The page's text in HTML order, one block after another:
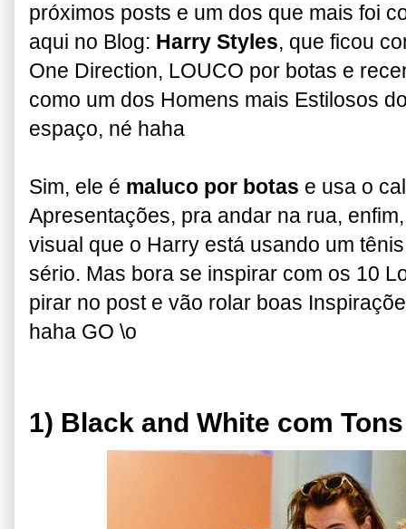
próximos posts e um dos que mais foi
aqui no Blog: Harry Styles, que ficou
One Direction, LOUCO por botas e
como um dos Homens mais Estilosos
espaço, né haha
Sim, ele é maluco por botas e usa o
Apresentações, pra andar na rua,
visual que o Harry está usando um
sério. Mas bora se inspirar com os 10
pirar no post e vão rolar boas
haha GO \o
1) Black and White com